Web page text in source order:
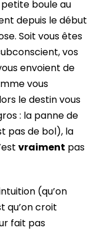
boule au
depuis le début
Soit vous êtes
vos
envoient de
vous
le destin vous
: la panne de
pas de bol), la
vraiment pas
(qu’on
qu’on croit
fait pas